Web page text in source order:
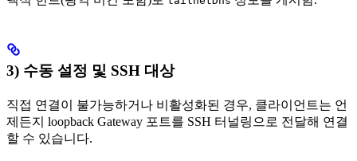
3) 수동 설정 및 SSH 대상
직접 연결이 불가능하거나 비활성화된 경우, 클라이언트는 언
제든지 loopback Gateway 포트를 SSH 터널링으로 전달해 연결
할 수 있습니다.